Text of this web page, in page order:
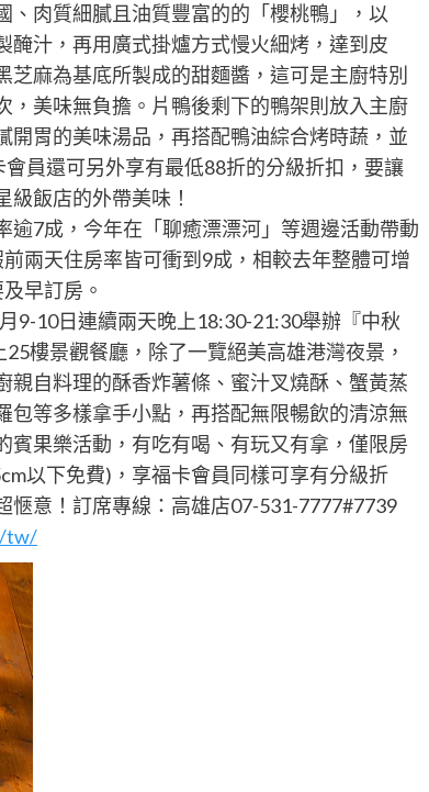
肉質細膩且油質豐富的的「櫻桃鴨」，以
汁，再用廣式掛爐方式慢火細烤，達到皮
麻為基底所製成的甜麵醬，這可是主廚特別
美味無負擔。片鴨後剩下的鴨架則放入主廚
胃的美味湯品，再搭配鴨油綜合烤時蔬，並
員還可另外享有最低88折的分級折扣，要讓
飯店的外帶美味！
7成，今年在「聊癒漂漂河」等週邊活動帶動
兩天住房率皆可衝到9成，相較去年整體可增
早訂房。
9-10日連續兩天晚上18:30-21:30舉辦『中秋
樓景觀餐廳，除了一覽絕美高雄港灣夜景，
自料理的酥香炸薯條、蜜汁叉燒酥、蟹黃蒸
等多樣拿手小點，再搭配無限暢飲的清涼無
果樂活動，有吃有喝、有玩又有拿，僅限房
以下免費)，享福卡會員同樣可享有分級折
意！訂席專線：高雄店07-531-7777#7739
tw/